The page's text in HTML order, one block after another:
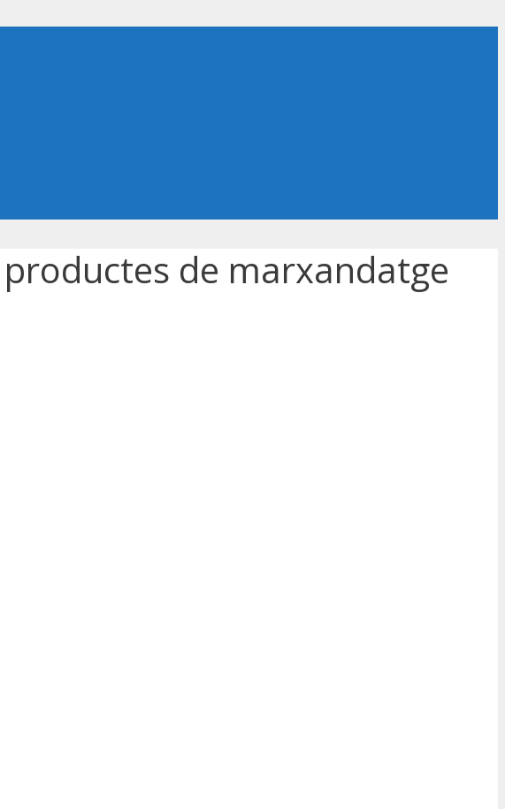
de marxandatge